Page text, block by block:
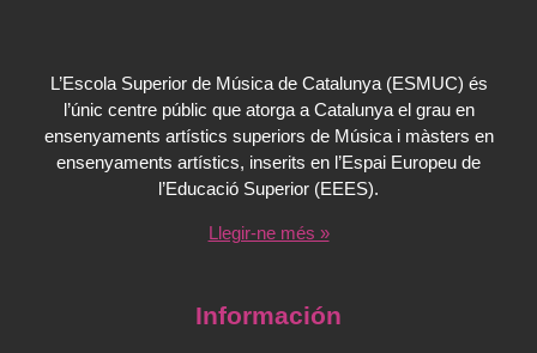
L’Escola Superior de Música de Catalunya (ESMUC) és
l’únic centre públic que atorga a Catalunya el grau en
ensenyaments artístics superiors de Música i màsters en
ensenyaments artístics, inserits en l’Espai Europeu de
l’Educació Superior (EEES).
Llegir-ne més »
Información